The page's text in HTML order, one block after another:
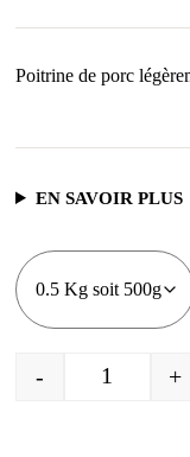
Poitrine de porc
EN SAVOIR PLUS
quantité
- +